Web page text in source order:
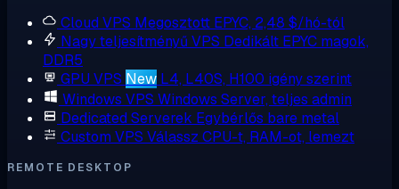
Cloud VPS Megosztott EPYC, 2,48 $/hó-tól
Nagy teljesítményű VPS Dedikált EPYC magok,
DDR5
GPU VPS New L4, L40S, H100 igény szerint
Windows VPS Windows Server, teljes admin
Dedicated Serverek Egybérlős bare metal
Custom VPS Válassz CPU-t, RAM-ot, lemezt
REMOTE DESKTOP